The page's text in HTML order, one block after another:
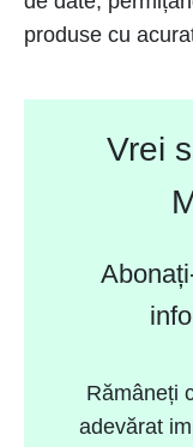
produse cu
Vrei
Rămâneți
adevărat